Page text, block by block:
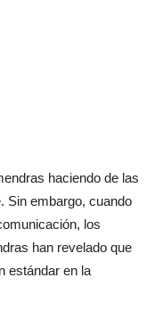
haciendo de las
Sin embargo, cuando
los
han revelado que
estándar en la